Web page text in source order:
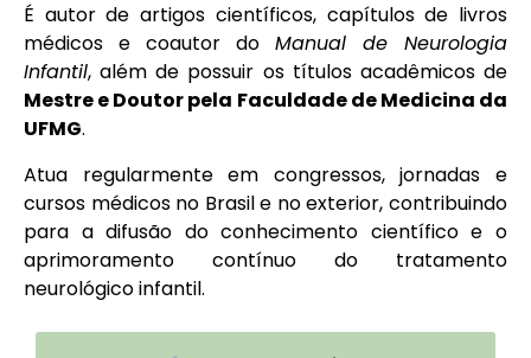
É autor de artigos científicos, capítulos de livros
médicos e coautor do Manual de Neurologia
Infantil, além de possuir os títulos acadêmicos de
Mestre e Doutor pela Faculdade de Medicina da
UFMG.
Atua regularmente em congressos, jornadas e
cursos médicos no Brasil e no exterior, contribuindo
para a difusão do conhecimento científico e o
aprimoramento contínuo do tratamento
neurológico infantil.